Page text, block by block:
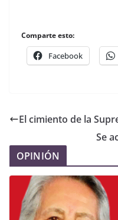
Comparte esto:
Facebook
El cimiento de la
Se
OPINIÓN